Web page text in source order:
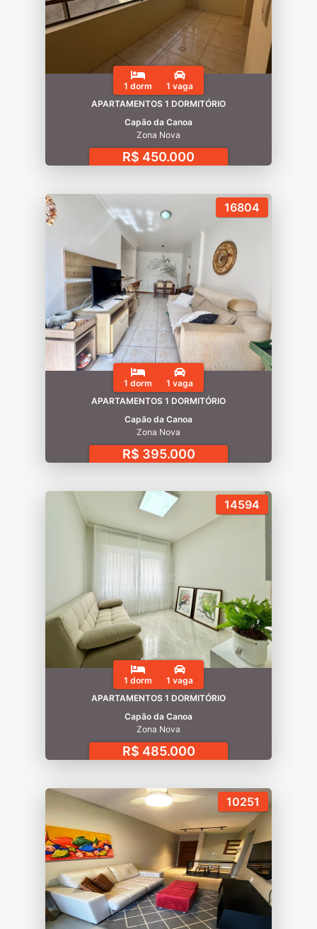
1 dorm
1 vaga
APARTAMENTOS 1 DORMITÓRIO
Capão da Canoa
Zona Nova
R$ 450.000
16804
1 dorm
1 vaga
APARTAMENTOS 1 DORMITÓRIO
Capão da Canoa
Zona Nova
R$ 395.000
14594
1 dorm
1 vaga
APARTAMENTOS 1 DORMITÓRIO
Capão da Canoa
Zona Nova
R$ 485.000
10251